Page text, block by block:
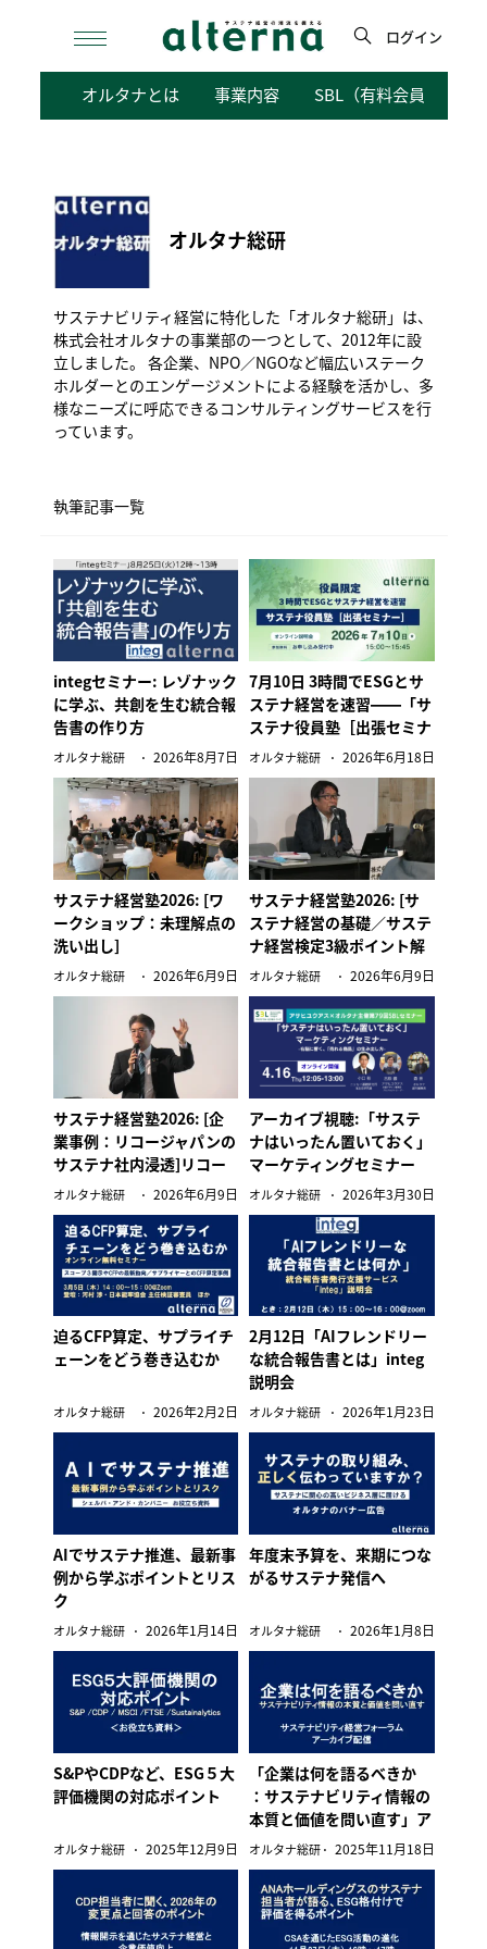
検
ログイン
オルタナとは 事業内容 SBL（有料会員向けサ
オルタナ総研
サステナビリティ経営に特化した「オルタナ総研」は、
株式会社オルタナの事業部の一つとして、2012年に設
立しました。 各企業、NPO／NGOなど幅広いステーク
ホルダーとのエンゲージメントによる経験を活かし、多
様なニーズに呼応できるコンサルティングサービスを行
っています。
執筆記事一覧
integセミナー: レゾナック
に学ぶ、共創を生む統合報
告書の作り方
オルタナ総研 2026年8月7日
7月10日 3時間でESGとサ
ステナ経営を速習――「サ
ステナ役員塾［出張セミナ
ー］」無料オンライン説明
会
オルタナ総研 2026年6月18日
サステナ経営塾2026: [ワ
ークショップ：未理解点の
洗い出し]
オルタナ総研 2026年6月9日
サステナ経営塾2026: [サ
ステナ経営の基礎／サステ
ナ経営検定3級ポイント解
説] 株式会社オルタナ 代表
義
オルタナ総研 2026年6月9日
サステナ経営塾2026: [企
業事例：リコージャパンの
サステナ社内浸透]リコー
ジャパン 経営企画本部ES
新井繁邦氏 講義
オルタナ総研 2026年6月9日
アーカイブ視聴:「サステ
ナはいったん置いておく」
マーケティングセミナー
オルタナ総研 2026年3月30日
迫るCFP算定、サプライチ
ェーンをどう巻き込むか
オルタナ総研 2026年2月2日
2月12日「AIフレンドリー
な統合報告書とは」integ
説明会
オルタナ総研 2026年1月23日
AIでサステナ推進、最新事
例から学ぶポイントとリス
ク
オルタナ総研 2026年1月14日
年度末予算を、来期につな
がるサステナ発信へ
オルタナ総研 2026年1月8日
S&PやCDPなど、ESG５大
評価機関の対応ポイント
オルタナ総研 2025年12月9日
「企業は何を語るべきか
：サステナビリティ情報の
本質と価値を問い直す」ア
ーカイブ配信
オルタナ総研 2025年11月18日